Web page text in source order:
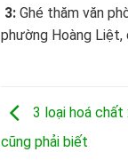
3: Ghé thăm văn
phường Hoàng Liệt,
3 loại hoá
cũng phải biết